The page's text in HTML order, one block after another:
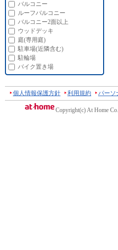
バルコニー
ルーフバルコニー
バルコニー2面以上
ウッドデッキ
庭(専用庭)
駐車場(近隣含む)
駐輪場
バイク置き場
個人情報保護方針 利用規約 パーソ
Copyright(c) At Home